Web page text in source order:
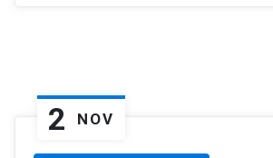
2 NOV